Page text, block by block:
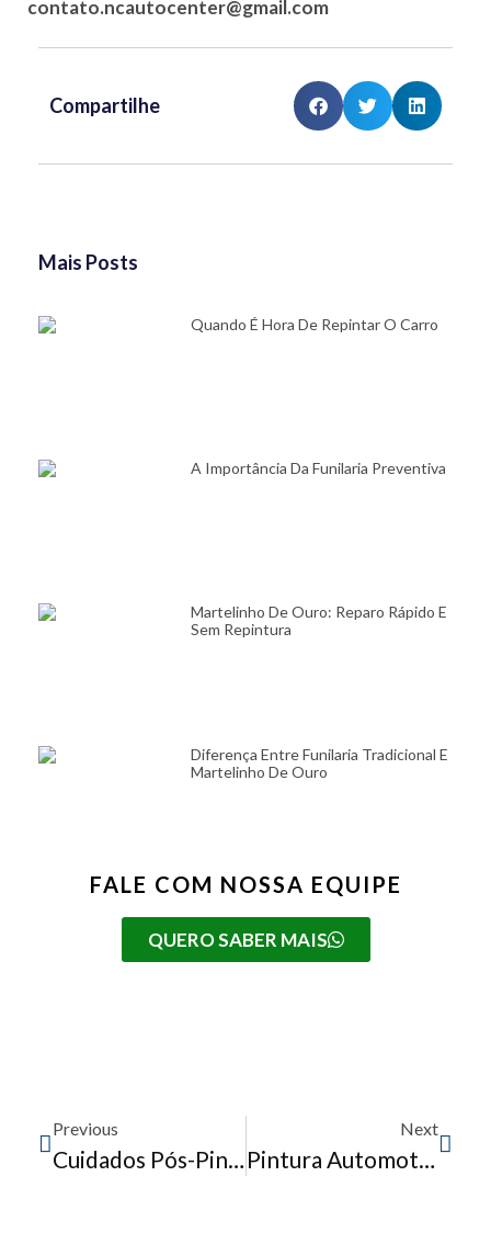
contato.ncautocenter@gmail.com
Compartilhe
Mais Posts
Quando É Hora De Repintar O Carro
A Importância Da Funilaria Preventiva
Martelinho De Ouro: Reparo Rápido E
Sem Repintura
Diferença Entre Funilaria Tradicional E
Martelinho De Ouro
FALE COM NOSSA EQUIPE
QUERO SABER MAIS
Previous
Cuidados Pós-Pintura: Como Preservar O Acabamento Do Seu Carro
Next
Pintura Automotiva: Quando É Hora De Fazer Um Novo Acabamento?